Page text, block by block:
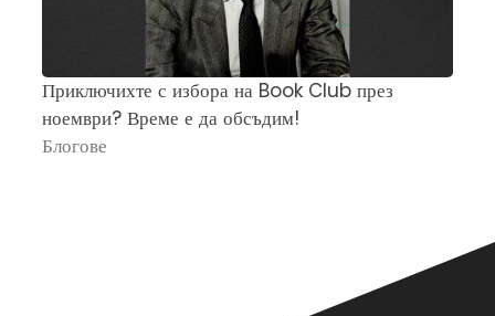
Приключихте с избора на Book Club през
ноември? Време е да обсъдим!
Блогове